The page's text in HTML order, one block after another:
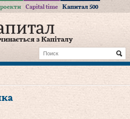
Capital time Капитал 500
з Капіталу